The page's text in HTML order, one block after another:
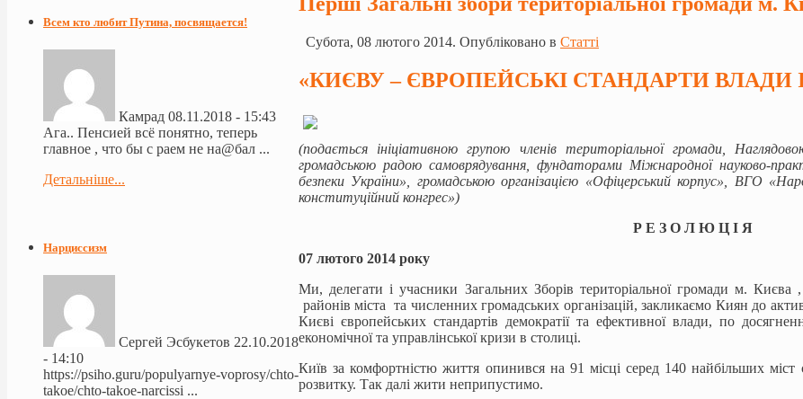
Субота, 08 лютого 2014. Опубліковано в Статті
«КИЄВУ – ЄВРОПЕЙСЬКІ СТАНДАРТИ ВЛАДИ
(подається ініціативною групою членів територіальної громади,
громадською радою самоврядування, фундаторами Міжнародної науково-
безпеки України», громадською організацією «Офіцерський корпус», ВГО
конституційний конгрес»)
Р Е З О Л Ю Ц І Я
07 лютого 2014 року
Ми, делегати і учасники Загальних Зборів територіальної громади м. Києва
районів міста та численних громадських організацій, закликаємо Киян до
Києві європейських стандартів демократії та ефективної влади, по
економічної та управлінської кризи в столиці.
Київ за комфортністю життя опинився на 91 місці серед 140 найбільших міст
розвитку. Так далі жити неприпустимо.
Всем кто любит Путина, посвящается!
Камрад 08.11.2018 - 15:43
Ага.. Пенсией всё понятно, теперь
главное , что бы с раем не на@бал ...
Детальніше...
Нарциссизм
Сергей Эсбукетов 22.10.2018
- 14:10
https://psiho.guru/populyarnye-voprosy/chto-
takoe/chto-takoe-narcissi ...